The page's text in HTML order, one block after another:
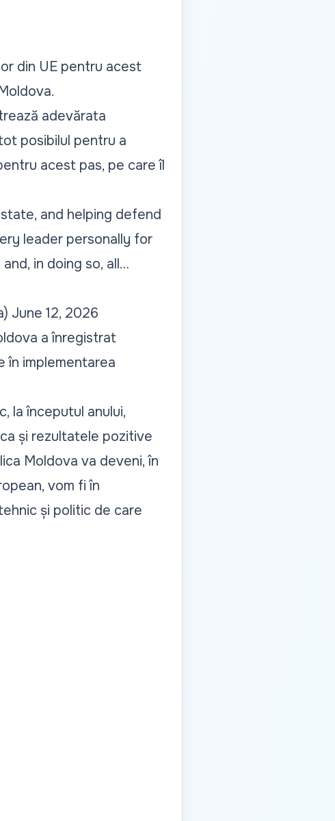
din UE pentru acest
adevărata
posibilul pentru a
acest pas, pe care îl
and helping defend
leader personally for
in doing so, all…
June 12, 2026
a înregistrat
în implementarea
la începutul anului,
și rezultatele pozitive
Moldova va deveni, în
vom fi în
și politic de care